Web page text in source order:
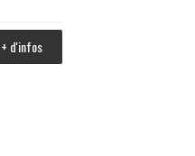
+ d'infos